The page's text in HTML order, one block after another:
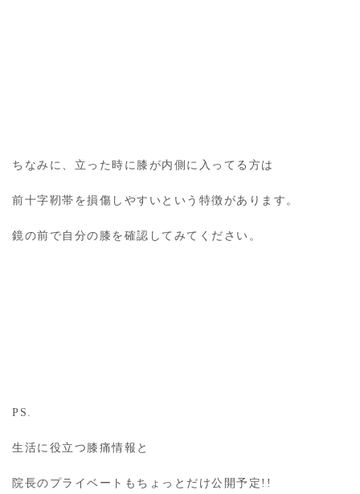
ちなみに、立った時に膝が内側に入ってる方は
前十字靭帯を損傷しやすいという特徴があります。
鏡の前で自分の膝を確認してみてください。
PS.
生活に役立つ膝痛情報と
院長のプライベートもちょっとだけ公開予定!!